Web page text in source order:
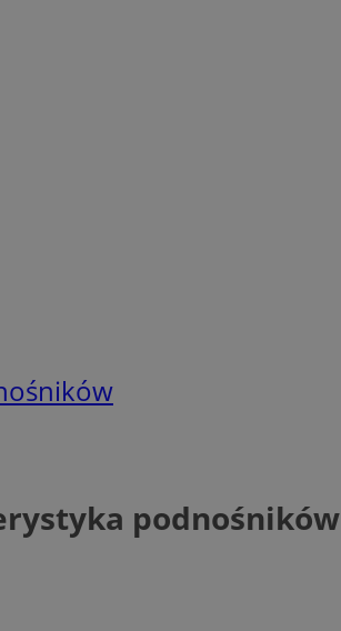
podnośników